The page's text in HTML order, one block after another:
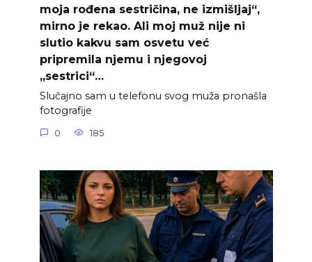
moja rođena sestričina, ne izmišljaj“,
mirno je rekao. Ali moj muž nije ni
slutio kakvu sam osvetu već
pripremila njemu i njegovoj
„sestrici“…
Slučajno sam u telefonu svog muža pronašla
fotografije
0 185